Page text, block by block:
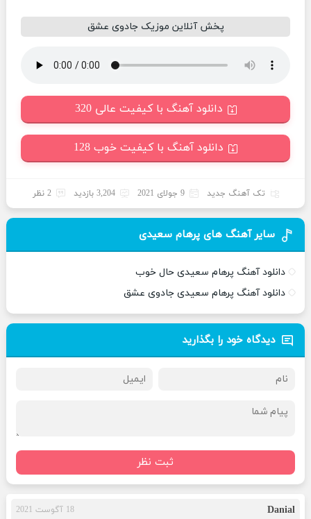
پخش آنلاین موزیک جادوی عشق
دانلود آهنگ با کیفیت عالی 320
دانلود آهنگ با کیفیت خوب 128
تک آهنگ جدید 9 جولای 2021 3,204 بازدید 2 نظر
سایر آهنگ های پرهام سعیدی
دانلود آهنگ پرهام سعیدی حال خوب
دانلود آهنگ پرهام سعیدی جادوی عشق
دیدگاه خود را بگذارید
ثبت نظر
Danial 18 آگوست 2021